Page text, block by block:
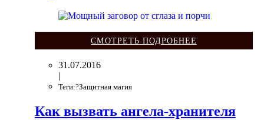
СМОТРЕТЬ ПОДРОБНЕЕ
31.07.2016
|
Теги:?Защитная магия
Как вызвать ангела-хранителя